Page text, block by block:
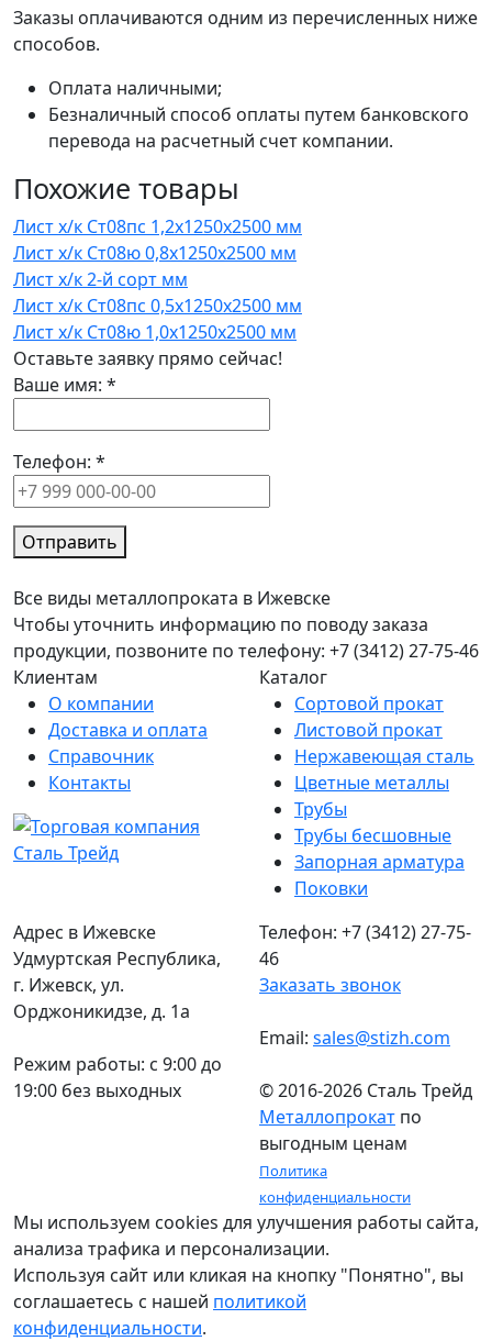
Заказы оплачиваются одним из перечисленных ниже
способов.
Оплата наличными;
Безналичный способ оплаты путем банковского
перевода на расчетный счет компании.
Похожие товары
Лист х/к Ст08пс 1,2x1250x2500 мм
Лист х/к Ст08ю 0,8x1250x2500 мм
Лист х/к 2-й сорт мм
Лист х/к Ст08пс 0,5x1250x2500 мм
Лист х/к Ст08ю 1,0x1250x2500 мм
Оставьте заявку прямо сейчас!
Ваше имя: *
Телефон: *
Отправить
Все виды металлопроката в Ижевске
Чтобы уточнить информацию по поводу заказа
продукции, позвоните по телефону: +7 (3412) 27-75-46
Клиентам
О компании
Доставка и оплата
Справочник
Контакты
Каталог
Сортовой прокат
Листовой прокат
Нержавеющая сталь
Цветные металлы
Трубы
Трубы бесшовные
Запорная арматура
Поковки
Адрес в Ижевске
Удмуртская Республика,
г. Ижевск, ул.
Орджоникидзе, д. 1а
Режим работы: c 9:00 до
19:00 без выходных
Телефон: +7 (3412) 27-75-
46
Заказать звонок
Email: sales@stizh.com
© 2016-2026 Сталь Трейд
Металлопрокат по
выгодным ценам
Политика
конфиденциальности
Мы используем cookies для улучшения работы сайта,
анализа трафика и персонализации.
Используя сайт или кликая на кнопку "Понятно", вы
соглашаетесь с нашей политикой
конфиденциальности.